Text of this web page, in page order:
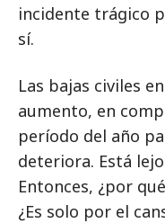
incidente trágico
sí.
Las bajas civiles
aumento, en
período del año
deteriora. Está
Entonces, ¿por
¿Es solo por el